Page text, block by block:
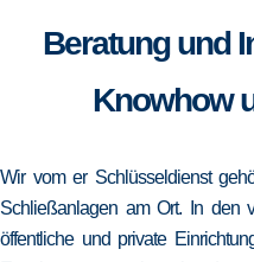
Beratung und
Knowhow
Wir vom er Schlüsseldienst
Schließanlagen am Ort. In den
öffentliche und private